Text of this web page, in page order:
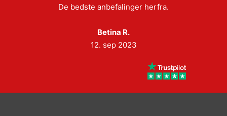
De bedste anbefalinger herfra.
Betina R.
12. sep 2023